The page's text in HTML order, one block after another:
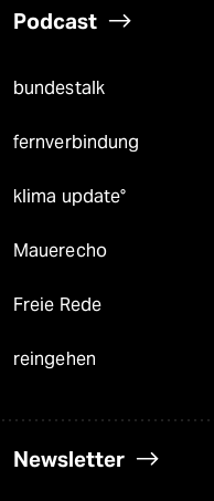
Podcast
bundestalk
fernverbindung
klima update°
Mauerecho
Freie Rede
reingehen
Newsletter